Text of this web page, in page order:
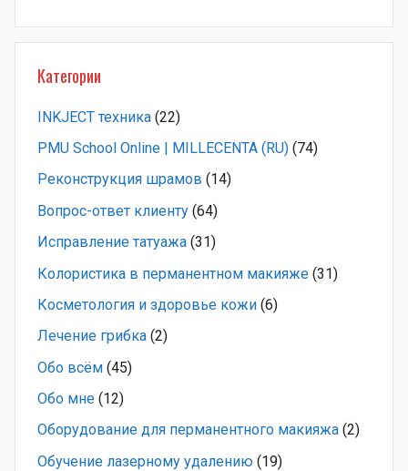
Категории
INKJECT техника (22)
PMU School Online | MILLECENTA (RU) (74)
Pеконструкция шрамов (14)
Вопрос-ответ клиенту (64)
Исправление татуажа (31)
Колористика в перманентном макияже (31)
Косметология и здоровье кожи (6)
Лечение грибка (2)
Обо всём (45)
Обо мне (12)
Оборудование для перманентного макияжа (2)
Обучение лазерному удалению (19)